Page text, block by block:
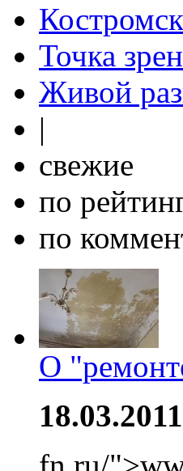
Точка
Живой
|
свежие
по
по
О
18.03.2011